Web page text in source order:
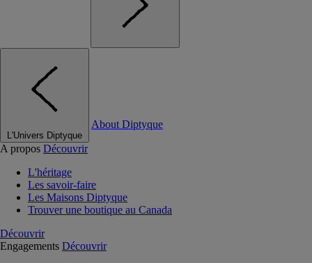
L'Univers Diptyque
About Diptyque
A propos Découvrir
L'héritage
Les savoir-faire
Les Maisons Diptyque
Trouver une boutique au Canada
Découvrir
Engagements Découvrir